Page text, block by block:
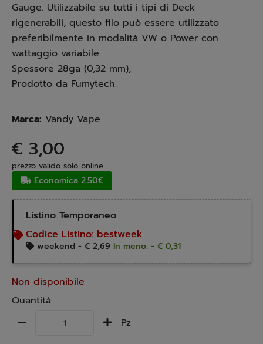
Gauge. Utilizzabile su tutti i tipi di Deck
rigenerabili, questo filo può essere utilizzato
preferibilmente in modalità VW o Power con
wattaggio variabile.
Spessore 28ga (0,32 mm),
Prodotto da Fumytech.
Marca: Vandy Vape
€ 3,00
prezzo valido solo online
Economica 2.50€
Listino Temporaneo
Codice Listino: bestweek
weekend - € 2,69 In meno: - € 0,31
Non disponibile
Quantità
Pz